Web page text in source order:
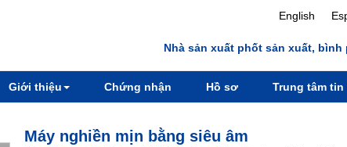
English
Nhà sản xuất phốt sản xuất,
Giới thiệu Chứng nhận Hồ sơ Trung tâm
Máy nghiền mịn bằng siêu âm